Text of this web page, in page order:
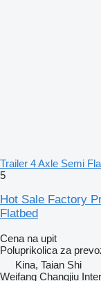
Trailer 4 Axle Semi
5
Hot Sale Factory
Flatbed
Cena na upit
Poluprikolica za
Kina, Taian Shi
Weifang Changjiu